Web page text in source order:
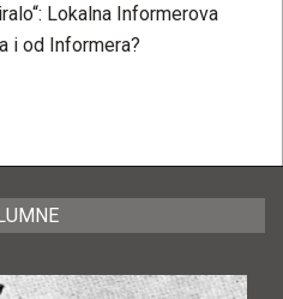
Lokalna Informerova
i od Informera?